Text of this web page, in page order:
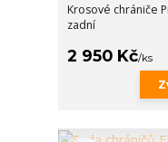
Krosové chrániče
zadní
2 950 Kč/ks